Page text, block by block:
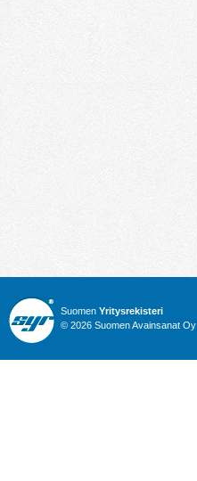
Suomen Yritysrekisteri
© 2026 Suomen Avainsanat Oy